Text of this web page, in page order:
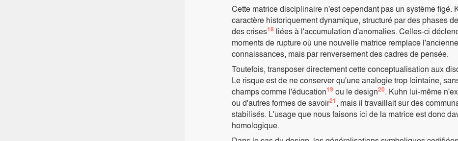
Cette matrice disciplinaire n'est cependant pas un système figé.
caractère historiquement dynamique, structuré par des phases
des crises18 liées à l'accumulation d'anomalies. Celles-ci
moments de rupture où une nouvelle matrice remplace
connaissances, mais par renversement des cadres de pensée.
Toutefois, transposer directement cette conceptualisation aux
Le risque est de ne conserver qu'une analogie trop lointaine,
champs comme l'éducation19 ou le design20. Kuhn lui-même
ou d'autres formes de savoir21, mais il travaillait sur des
stabilisés. L'usage que nous faisons ici de la matrice est donc
homologique.